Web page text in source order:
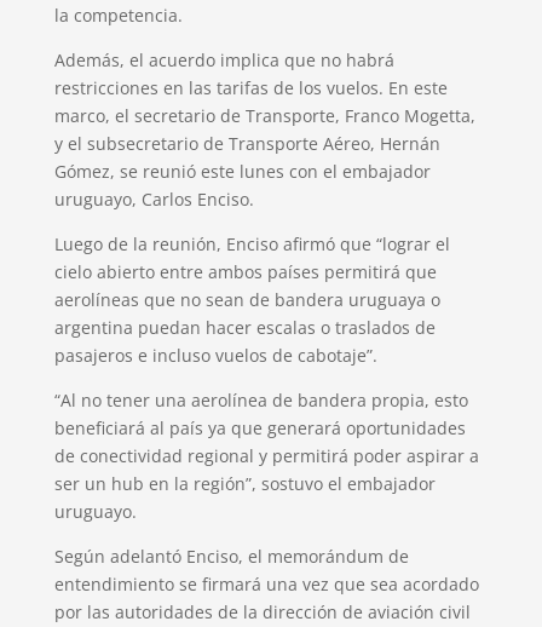
la competencia.
Además, el acuerdo implica que no habrá
restricciones en las tarifas de los vuelos. En este
marco, el secretario de Transporte, Franco Mogetta,
y el subsecretario de Transporte Aéreo, Hernán
Gómez, se reunió este lunes con el embajador
uruguayo, Carlos Enciso.
Luego de la reunión, Enciso afirmó que “lograr el
cielo abierto entre ambos países permitirá que
aerolíneas que no sean de bandera uruguaya o
argentina puedan hacer escalas o traslados de
pasajeros e incluso vuelos de cabotaje”.
“Al no tener una aerolínea de bandera propia, esto
beneficiará al país ya que generará oportunidades
de conectividad regional y permitirá poder aspirar a
ser un hub en la región”, sostuvo el embajador
uruguayo.
Según adelantó Enciso, el memorándum de
entendimiento se firmará una vez que sea acordado
por las autoridades de la dirección de aviación civil